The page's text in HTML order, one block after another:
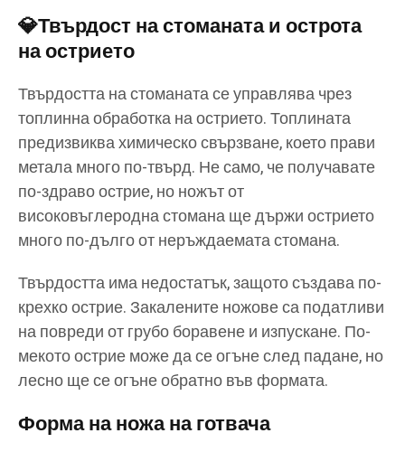
💎Твърдост на стоманата и острота
на острието
Твърдостта на стоманата се управлява чрез
топлинна обработка на острието. Топлината
предизвиква химическо свързване, което прави
метала много по-твърд. Не само, че получавате
по-здраво острие, но ножът от
високовъглеродна стомана ще държи острието
много по-дълго от неръждаемата стомана.
Твърдостта има недостатък, защото създава по-
крехко острие. Закалените ножове са податливи
на повреди от грубо боравене и изпускане. По-
мекото острие може да се огъне след падане, но
лесно ще се огъне обратно във формата.
Форма на ножа на готвача